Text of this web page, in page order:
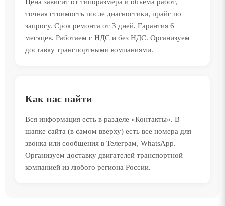
точная стоимость после диагностики, прайс по
запросу. Срок ремонта от 3 дней. Гарантия 6
месяцев. Работаем с НДС и без НДС. Организуем
доставку транспортными компаниями.
Как нас найти
Вся информация есть в разделе «Контакты». В
шапке сайта (в самом вверху) есть все номера для
звонка или сообщения в Телеграм, WhatsApp.
Организуем доставку двигателей транспортной
компанией из любого региона России.